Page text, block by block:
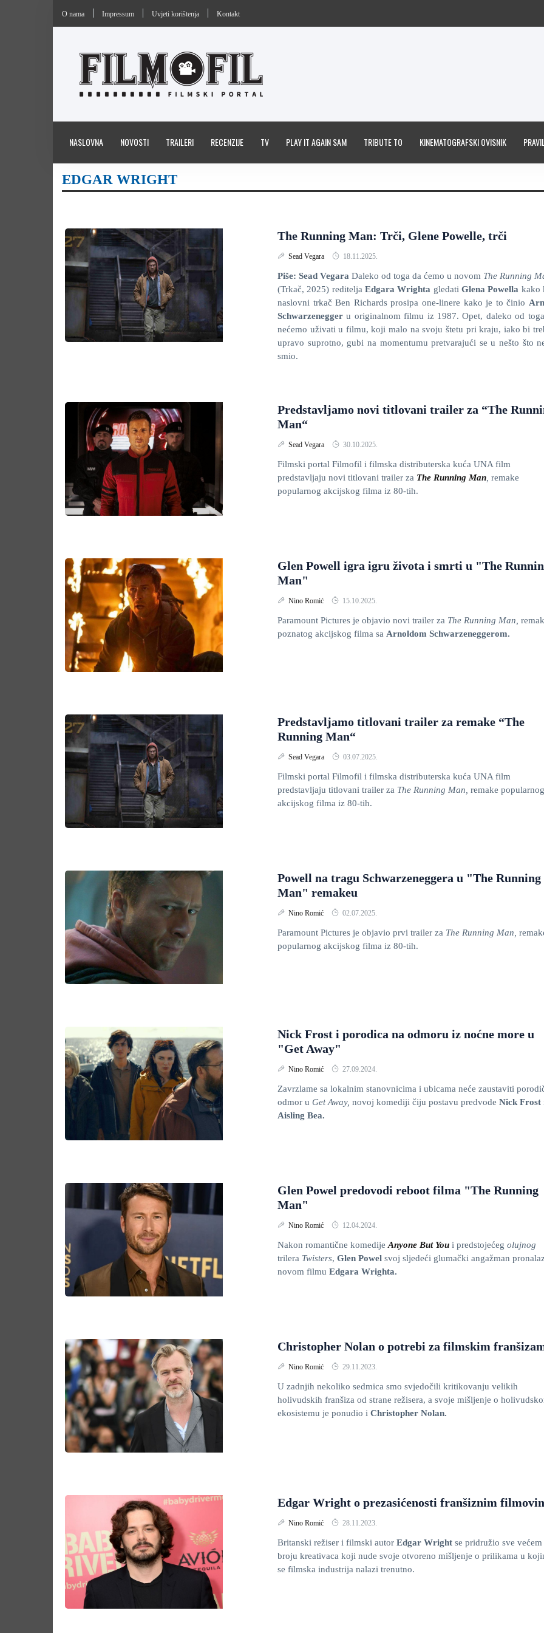
O nama Impressum Uvjeti korištenja Kontakt
NASLOVNA NOVOSTI TRAILERI RECENZIJE TV PLAY IT AGAIN SAM TRIBUTE TO KINEMATOGRAFSKI OVISNIK
EDGAR WRIGHT
The Running Man: Trči, Glene Powelle, trči
Sead Vegara 18.11.2025.
Piše: Sead Vegara Daleko od toga da ćemo u novom The Running
(Trkač, 2025) reditelja Edgara Wrighta gledatiGlena Powella kako
naslovni trkač Ben Richards prosipa one-linere kako je to činio
Schwarzeneggeru originalnom filmu iz 1987. Opet, daleko od
nećemo uživati u filmu, koji malo na svoju štetu pri kraju, iako bi
upravo suprotno, gubi na momentumu pretvarajući se u nešto što
smio.
Predstavljamo novi titlovani trailer za “The
Man“
Sead Vegara 30.10.2025.
Filmski portal Filmofil i filmska distributerska kuća UNA film
predstavljaju novi titlovani trailer za The Running Man remake
popularnog akcijskog filma iz 80-tih.
Glen Powell igra igru života i smrti u "The
Man"
Nino Romić 15.10.2025.
Paramount Pictures je objavio novi trailer za The Running Man,
poznatog akcijskog filma sa Arnoldom Schwarzeneggerom.
Predstavljamo titlovani trailer za remake “The
Running Man“
Sead Vegara 03.07.2025.
Filmski portal Filmofil i filmska distributerska kuća UNA film
predstavljaju titlovani trailer za The Running Man, remake popularnog
akcijskog filma iz 80-tih.
Powell na tragu Schwarzeneggera u "The Running
Man" remakeu
Nino Romić 02.07.2025.
Paramount Pictures je objavio prvi trailer za The Running Man,
popularnog akcijskog filma iz 80-tih.
Nick Frost i porodica na odmoru iz noćne more u
"Get Away"
Nino Romić 27.09.2024.
Zavrzlame sa lokalnim stanovnicima i ubicama neće zaustaviti
odmor u Get Away, novoj komediji čiju postavu predvode Nick Frost
Aisling Bea.
Glen Powel predovodi reboot filma "The Running
Man"
Nino Romić 12.04.2024.
Nakon romantične komedije Anyone But You i predstojećeg olujnog
trilera Twisters, Glen Powel svoj sljedeći glumački angažman
novom filmu Edgara Wrighta.
Christopher Nolan o potrebi za filmskim
Nino Romić 29.11.2023.
U zadnjih nekoliko sedmica smo svjedočili kritikovanju velikih
holivudskih franšiza od strane režisera, a svoje mišljenje o
ekosistemu je ponudio i Christopher Nolan.
Edgar Wright o prezasićenosti franšiznim
Nino Romić 28.11.2023.
Britanski režiser i filmski autor Edgar Wright se pridružio sve većem
broju kreativaca koji nude svoje otvoreno mišljenje o prilikama u
se filmska industrija nalazi trenutno.